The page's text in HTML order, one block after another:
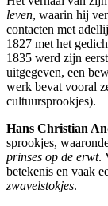
leven, waarin hij
contacten met
1827 met het
1835 werd zijn
uitgegeven, een
werk bevat vooral
cultuursprookjes).
Hans Christian
sprookjes,
prinses op de erwt.
betekenis en vaak
zwavelstokjes.